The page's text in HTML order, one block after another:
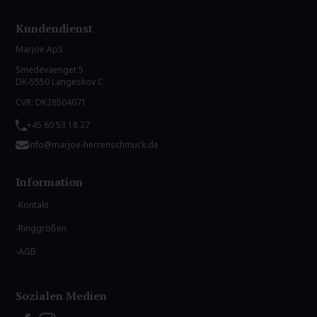
Kundendienst
Marjoe ApS
Smedevaenget 5
DK-5550 Langeskov C
CVR: DK28504071
+45 60 53 18 27
info@marjoe-herrenschmuck.de
Information
Kontakt
Ringgrößen
AGB
Sozialen Medien